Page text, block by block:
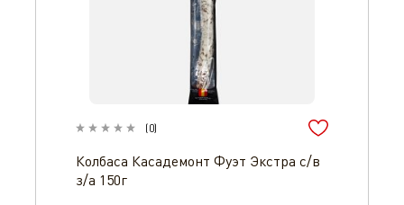
(0)
Колбаса Касадемонт Фуэт Экстра с/в
з/а 150г